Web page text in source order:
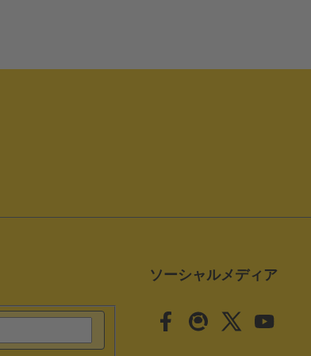
ソーシャルメディア